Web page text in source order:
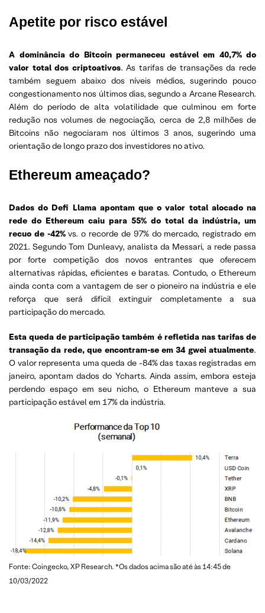
Apetite por risco estável
A dominância do Bitcoin permaneceu estável em 40,7% do
valor total dos criptoativos. As tarifas de transações da rede
também seguem abaixo dos níveis médios, sugerindo pouco
congestionamento nos últimos dias, segundo a Arcane Research.
Além do período de alta volatilidade que culminou em forte
redução nos volumes de negociação, cerca de 2,8 milhões de
Bitcoins não negociaram nos últimos 3 anos, sugerindo uma
orientação de longo prazo dos investidores no ativo.
Ethereum ameaçado?
Dados do Defi Llama apontam que o valor total alocado na
rede do Ethereum caiu para 55% do total da indústria, um
recuo de -42%vs. o recorde de 97% do mercado, registrado em
2021. Segundo Tom Dunleavy, analista da Messari, a rede passa
por forte competição dos novos entrantes que oferecem
alternativas rápidas, eficientes e baratas. Contudo, o Ethereum
ainda conta com a vantagem de ser o pioneiro na indústria e ele
reforça que será difícil extinguir completamente a sua
participação do mercado.
Esta queda de participação também é refletida nas tarifas de
transação da rede, que encontram-se em 34 gwei atualmente.
O valor representa uma queda de -84% das taxas registradas em
janeiro, apontam dados do Ycharts. Ainda assim, embora esteja
perdendo espaço em seu nicho, o Ethereum manteve a sua
participação estável em 17% da indústria.
Fonte: Coingecko, XP Research. *Os dados acima são até às 14:45 de
10/03/2022